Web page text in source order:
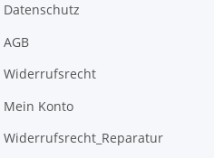
Datenschutz
AGB
Widerrufsrecht
Mein Konto
Widerrufsrecht_Reparatur